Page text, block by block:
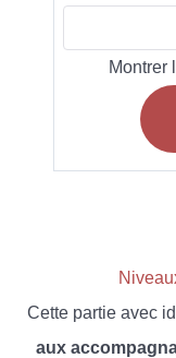
Montrer
Cette partie avec
aux